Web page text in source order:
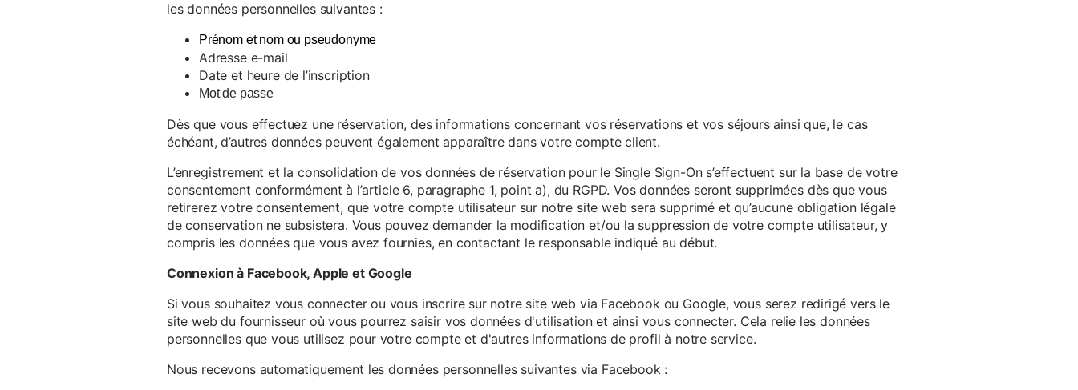
les données personnelles suivantes :
Prénom et nom ou pseudonyme
Adresse e-mail
Date et heure de l’inscription
Mot de passe
Dès que vous effectuez une réservation, des informations concernant vos réservations et vos séjours ainsi que, le cas
échéant, d’autres données peuvent également apparaître dans votre compte client.
L’enregistrement et la consolidation de vos données de réservation pour le Single Sign-On s’effectuent sur la base de votre
consentement conformément à l’article 6, paragraphe 1, point a), du RGPD. Vos données seront supprimées dès que vous
retirerez votre consentement, que votre compte utilisateur sur notre site web sera supprimé et qu’aucune obligation légale
de conservation ne subsistera. Vous pouvez demander la modification et/ou la suppression de votre compte utilisateur, y
compris les données que vous avez fournies, en contactant le responsable indiqué au début.
Connexion à Facebook, Apple et Google
Si vous souhaitez vous connecter ou vous inscrire sur notre site web via Facebook ou Google, vous serez redirigé vers le
site web du fournisseur où vous pourrez saisir vos données d'utilisation et ainsi vous connecter. Cela relie les données
personnelles que vous utilisez pour votre compte et d'autres informations de profil à notre service.
Nous recevons automatiquement les données personnelles suivantes via Facebook :